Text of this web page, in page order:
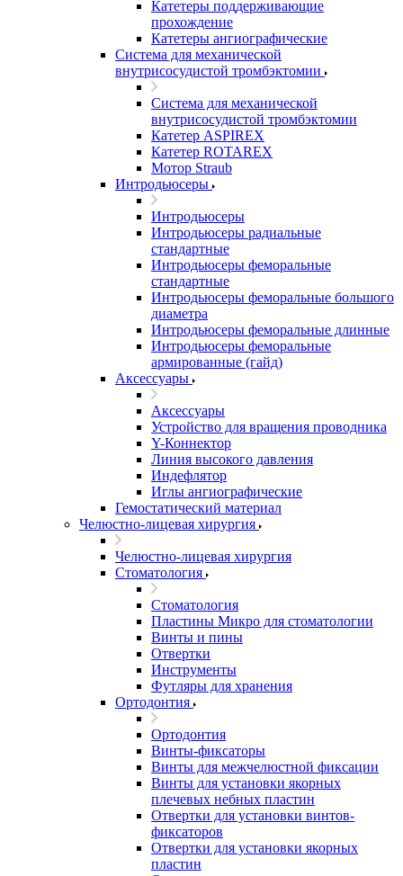
Катетеры поддерживающие
прохождение
Катетеры ангиографические
Система для механической
внутрисосудистой тромбэктомии
Система для механической
внутрисосудистой тромбэктомии
Катетер ASPIREX
Катетер ROTAREX
Мотор Straub
Интродьюсеры
Интродьюсеры
Интродьюсеры радиальные
стандартные
Интродьюсеры феморальные
стандартные
Интродьюсеры феморальные большого
диаметра
Интродьюсеры феморальные длинные
Интродьюсеры феморальные
армированные (гайд)
Аксессуары
Аксессуары
Устройство для вращения проводника
Y-Коннектор
Линия высокого давления
Индефлятор
Иглы ангиографические
Гемостатический материал
Челюстно-лицевая хирургия
Челюстно-лицевая хирургия
Стоматология
Стоматология
Пластины Микро для стоматологии
Винты и пины
Отвертки
Инструменты
Футляры для хранения
Ортодонтия
Ортодонтия
Винты-фиксаторы
Винты для межчелюстной фиксации
Винты для установки якорных
плечевых небных пластин
Отвертки для установки винтов-
фиксаторов
Отвертки для установки якорных
пластин